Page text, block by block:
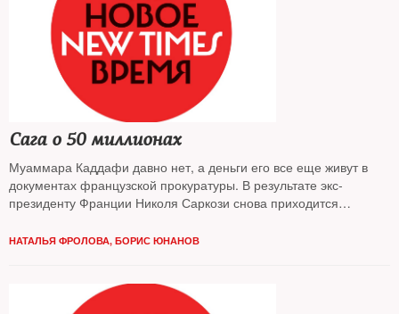
Сага о 50 миллионах
Муаммара Каддафи давно нет, а деньги его все еще живут в
документах французской прокуратуры. В результате экс-
президенту Франции Николя Саркози снова приходится
его предвыборную кампанию в 2007 году
НАТАЛЬЯ ФРОЛОВА, БОРИС ЮНАНОВ